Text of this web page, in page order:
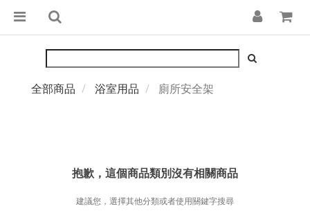
全部商品 浴室用品 廁所安全架
抱歉，這個商品類別沒有相關商品
建議您，選擇其他分類或者使用關鍵字搜尋